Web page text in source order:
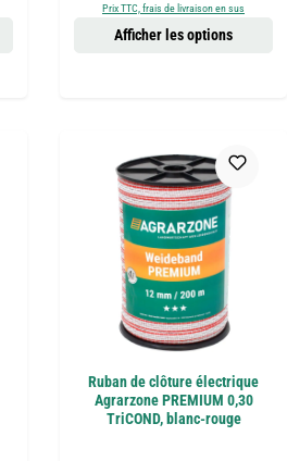
Prix TTC, frais de livraison en sus
Afficher les options
Ruban de clôture électrique
Agrarzone PREMIUM 0,30
TriCOND, blanc-rouge